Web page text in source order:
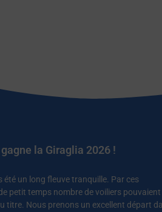
la Giraglia 2026 !
été un long fleuve tranquille. Par ces
petit temps nombre de voiliers pouvaient
titre. Nous prenons un excellent départ